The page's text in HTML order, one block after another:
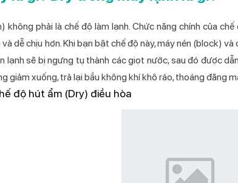
2026
cấp Kochmax
tố 2026
không phải là chế độ làm lạnh. Chức năng chính của
dễ chịu hơn. Khi bạn bật chế độ này, máy nén (block)
lạnh sẽ bị ngưng tụ thành các giọt nước, sau đó được
giảm xuống, trả lại bầu không khí khô ráo, thoáng đãng
độ hút ẩm (Dry) điều hòa